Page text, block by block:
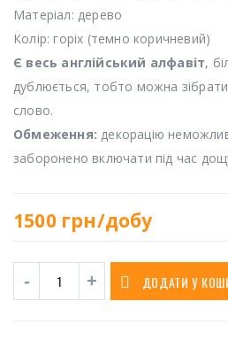
Матеріал: дерево
Колір: горіх (темно коричневий)
Є весь англійський алфавіт,
дублюється, тобто можна
слово.
Обмеження: декорацію
заборонено включати під час
1500 грн/добу
ДОДАТИ У